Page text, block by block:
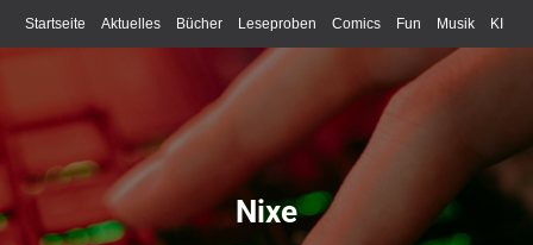
Startseite Aktuelles Bücher Leseproben Comics Fun Musik KI
Schreiben
Nixe